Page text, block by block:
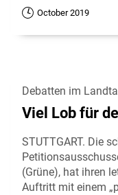
October 2019
Debatten im
Viel Lob für
STUTTGART. Die
(Grüne), hat ihren
Auftritt mit einem